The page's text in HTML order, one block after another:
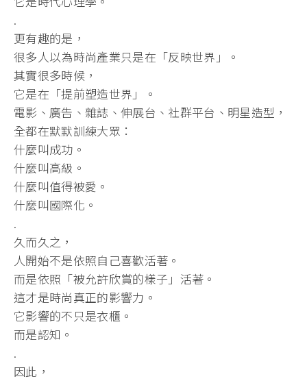
.
更有趣的是，
很多人以為時尚產業只是在「反映世界」。
其實很多時候，
它是在「提前塑造世界」。
電影、廣告、雜誌、伸展台、社群平台、明星造型，
全都在默默訓練大眾：
什麼叫成功。
什麼叫高級。
什麼叫值得被愛。
什麼叫國際化。
.
久而久之，
人開始不是依照自己喜歡活著。
而是依照「被允許欣賞的樣子」活著。
這才是時尚真正的影響力。
它影響的不只是衣櫃。
而是認知。
.
因此，